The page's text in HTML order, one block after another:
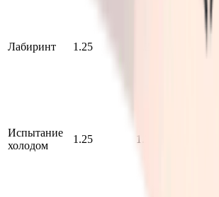
Лабиринт 1.25
Испытание
холодом
1.25 1.25